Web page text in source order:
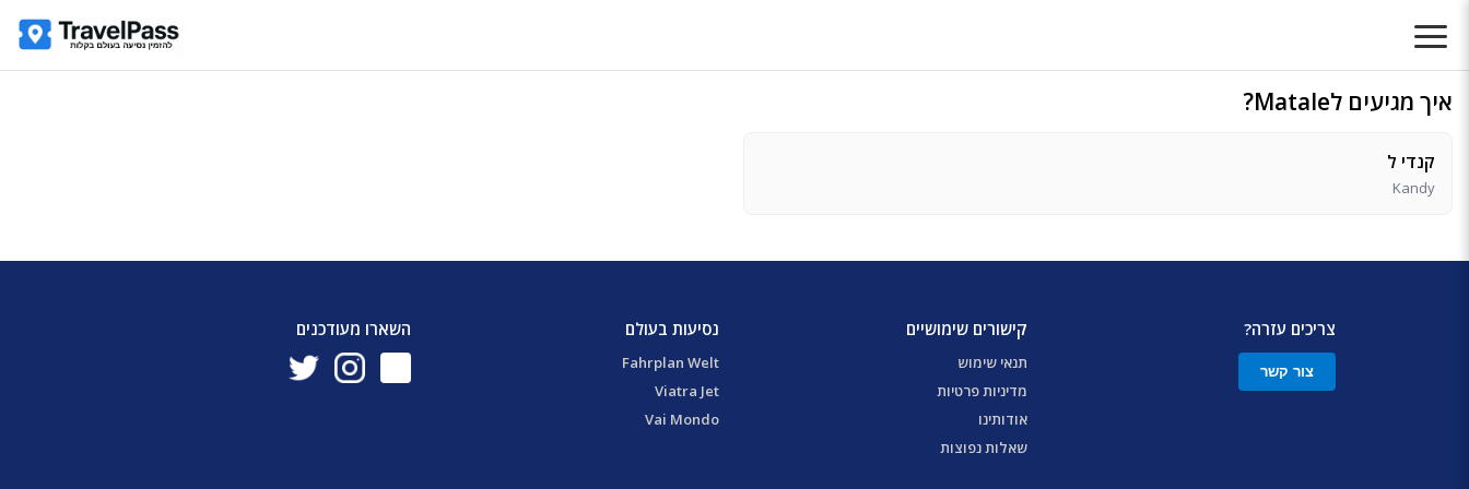
איך מגיעים לMatale?
קנדי ל
Kandy
צריכים עזרה?
צור קשר
קישורים שימושיים
תנאי שימוש
מדיניות פרטיות
אודותינו
שאלות נפוצות
נסיעות בעולם
Fahrplan Welt
Viatra Jet
Vai Mondo
השארו מעודכנים